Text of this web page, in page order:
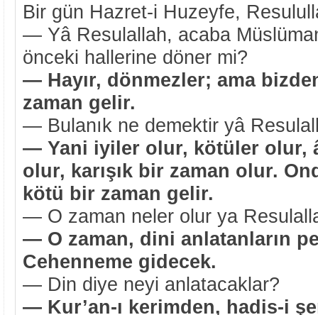
Bir gün Hazret-i Huzeyfe,
— Yâ Resulallah, acaba
önceki hallerine döner mi?
— Hayır, dönmezler; ama
zaman gelir.
— Bulanık ne demektir yâ
— Yani iyiler olur, kötüler olur,
olur, karışık bir zaman olur.
kötü bir zaman gelir.
— O zaman neler olur ya
— O zaman, dini anlatanların
Cehenneme gidecek.
— Din diye neyi anlatacaklar?
— Kur’an-ı kerimden, hadis-i